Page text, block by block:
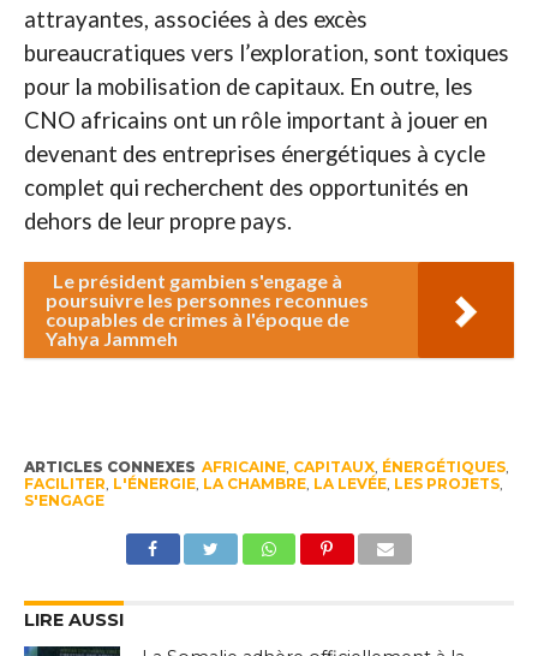
attrayantes, associées à des excès
bureaucratiques vers l’exploration, sont toxiques
pour la mobilisation de capitaux. En outre, les
CNO africains ont un rôle important à jouer en
devenant des entreprises énergétiques à cycle
complet qui recherchent des opportunités en
dehors de leur propre pays.
Le président gambien s'engage à
poursuivre les personnes reconnues
coupables de crimes à l'époque de
Yahya Jammeh
ARTICLES CONNEXES AFRICAINE, CAPITAUX, ÉNERGÉTIQUES,
FACILITER L'ÉNERGIE, LA CHAMBRE, LA LEVÉE, LES PROJETS,
S'ENGAGE
LIRE AUSSI